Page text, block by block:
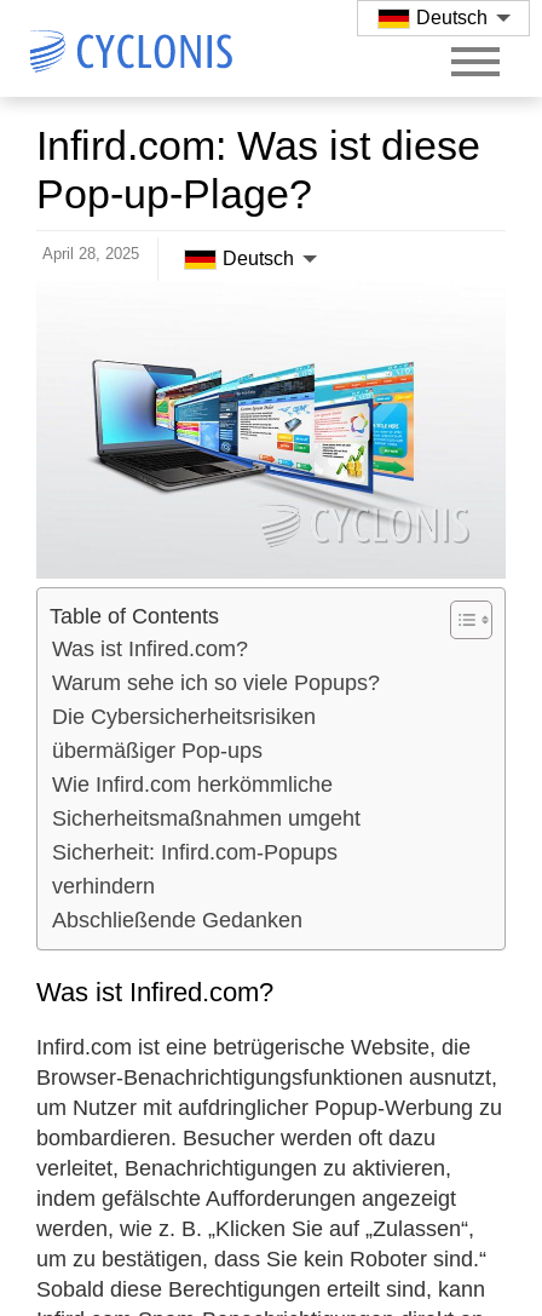
Infird.com: Was ist diese
Pop-up-Plage?
Table of Contents
Was ist Infired.com?
Warum sehe ich so viele Popups?
Die Cybersicherheitsrisiken
übermäßiger Pop-ups
Wie Infird.com herkömmliche
Sicherheitsmaßnahmen umgeht
Sicherheit: Infird.com-Popups
verhindern
Abschließende Gedanken
Was ist Infired.com?
Infird.com ist eine betrügerische Website, die
Browser-Benachrichtigungsfunktionen ausnutzt,
um Nutzer mit aufdringlicher Popup-Werbung zu
bombardieren. Besucher werden oft dazu
verleitet, Benachrichtigungen zu aktivieren,
indem gefälschte Aufforderungen angezeigt
werden, wie z. B. „Klicken Sie auf „Zulassen“,
um zu bestätigen, dass Sie kein Roboter sind.“
Sobald diese Berechtigungen erteilt sind, kann
April 28, 2025 Deutsch
Deutsch